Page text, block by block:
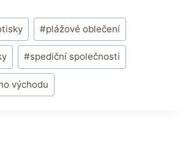
#plážové oblečení
#spediční společnosti
východu